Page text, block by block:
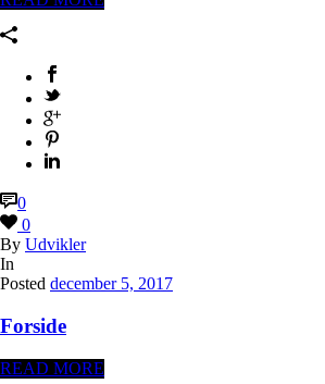
0
0
By Udvikler
In
Posted december 5, 2017
Forside
READ MORE